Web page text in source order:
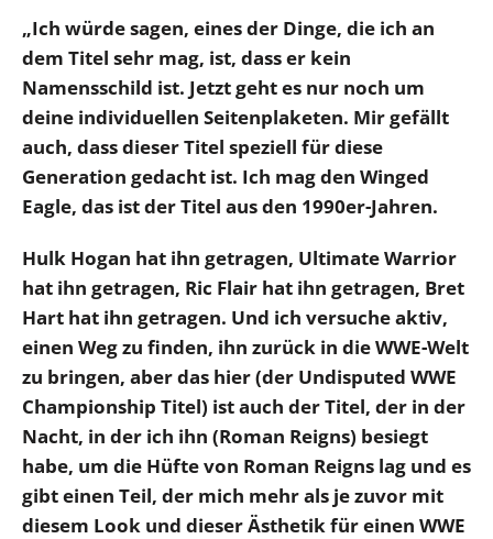
„Ich würde sagen, eines der Dinge, die ich an
dem Titel sehr mag, ist, dass er kein
Namensschild ist. Jetzt geht es nur noch um
deine individuellen Seitenplaketen. Mir gefällt
auch, dass dieser Titel speziell für diese
Generation gedacht ist. Ich mag den Winged
Eagle, das ist der Titel aus den 1990er-Jahren.
Hulk Hogan hat ihn getragen, Ultimate Warrior
hat ihn getragen, Ric Flair hat ihn getragen, Bret
Hart hat ihn getragen. Und ich versuche aktiv,
einen Weg zu finden, ihn zurück in die WWE-Welt
zu bringen, aber das hier (der Undisputed WWE
Championship Titel) ist auch der Titel, der in der
Nacht, in der ich ihn (Roman Reigns) besiegt
habe, um die Hüfte von Roman Reigns lag und es
gibt einen Teil, der mich mehr als je zuvor mit
diesem Look und dieser Ästhetik für einen WWE